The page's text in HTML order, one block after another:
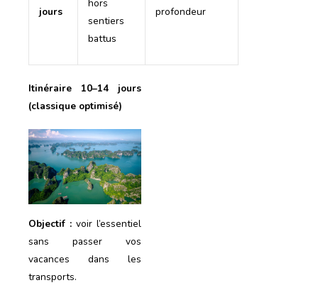
jours
hors
sentiers
battus
profondeur
Itinéraire 10–14 jours
(classique optimisé)
Objectif :voir l’essentiel
sans passer vos
vacances dans les
transports.